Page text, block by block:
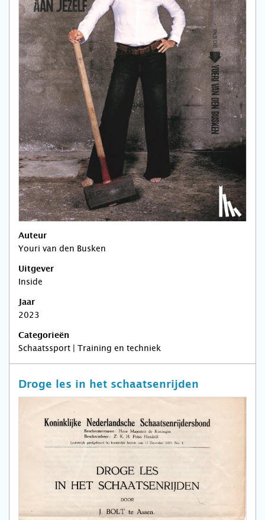
Auteur
Youri van den Busken
Uitgever
Inside
Jaar
2023
Categorieën
Schaatssport | Training en techniek
Droge les in het schaatsenrijden